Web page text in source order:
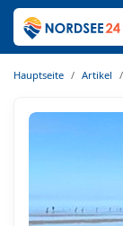
Hauptseite Artikel